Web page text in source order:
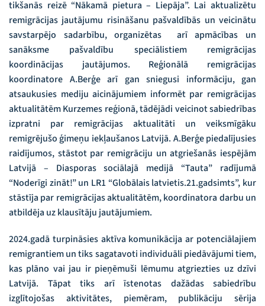
tikšanās reizē “Nākamā pietura – Liepāja”. Lai aktualizētu
remigrācijas jautājumu risināšanu pašvaldībās un veicinātu
savstarpējo sadarbību, organizētas arī apmācības un
sanāksme pašvaldību speciālistiem remigrācijas
koordinācijas jautājumos. Reģionālā remigrācijas
koordinatore A.Berģe arī gan sniegusi informāciju, gan
atsaukusies mediju aicinājumiem informēt par remigrācijas
aktualitātēm Kurzemes reģionā, tādējādi veicinot sabiedrības
izpratni par remigrācijas aktualitāti un veiksmīgāku
remigrējušo ģimeņu iekļaušanos Latvijā. A.Berģe piedalījusies
raidījumos, stāstot par remigrāciju un atgriešanās iespējām
Latvijā – Diasporas sociālajā medijā “Tauta” radījumā
“Noderīgi zināt!” un LR1 “Globālais latvietis.21.gadsimts”, kur
stāstīja par remigrācijas aktualitātēm, koordinatora darbu un
atbildēja uz klausītāju jautājumiem.
2024.gadā turpināsies aktīva komunikācija ar potenciālajiem
remigrantiem un tiks sagatavoti individuāli piedāvājumi tiem,
kas plāno vai jau ir pieņēmuši lēmumu atgriezties uz dzīvi
Latvijā. Tāpat tiks arī īstenotas dažādas sabiedrību
izglītojošas aktivitātes, piemēram, publikāciju sērija